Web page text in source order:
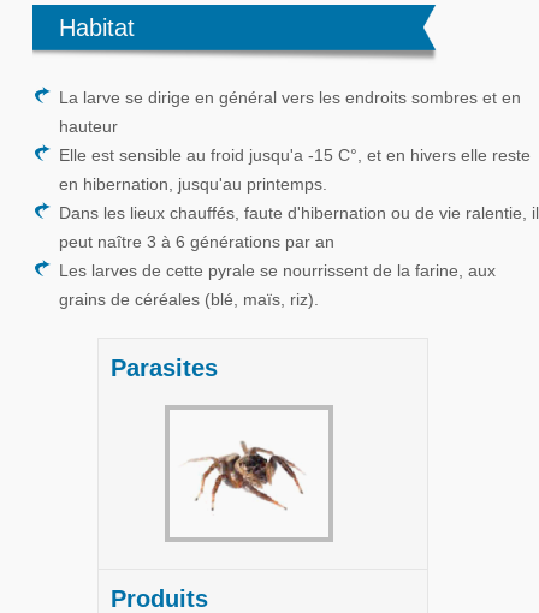
Habitat
La larve se dirige en général vers les endroits sombres et en
hauteur
Elle est sensible au froid jusqu'a -15 C°, et en hivers elle reste
en hibernation, jusqu'au printemps.
Dans les lieux chauffés, faute d'hibernation ou de vie ralentie, il
peut naître 3 à 6 générations par an
Les larves de cette pyrale se nourrissent de la farine, aux
grains de céréales (blé, maïs, riz).
Parasites
Produits